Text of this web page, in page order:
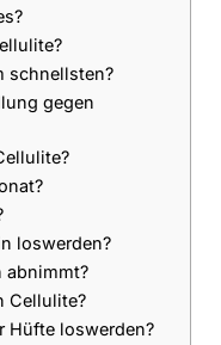
schnellsten?
gegen
loswerden?
abnimmt?
Cellulite?
Hüfte loswerden?